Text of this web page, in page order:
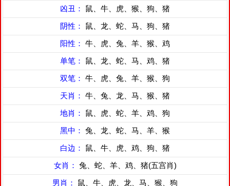
凶丑： 鼠、牛、虎、猴、狗、猪
阴性： 鼠、龙、蛇、马、狗、猪
阳性： 牛、虎、兔、羊、猴、鸡
单笔： 鼠、龙、蛇、马、鸡、猪
双笔： 牛、虎、兔、羊、猴、狗
天肖： 牛、兔、龙、马、猴、猪
地肖： 鼠、虎、蛇、羊、鸡、狗
黑中： 兔、龙、蛇、马、羊、猴
白边： 鼠、牛、虎、鸡、狗、猪
女肖： 兔、蛇、羊、鸡、猪(五宫肖)
男肖： 鼠、牛、虎、龙、马、猴、狗